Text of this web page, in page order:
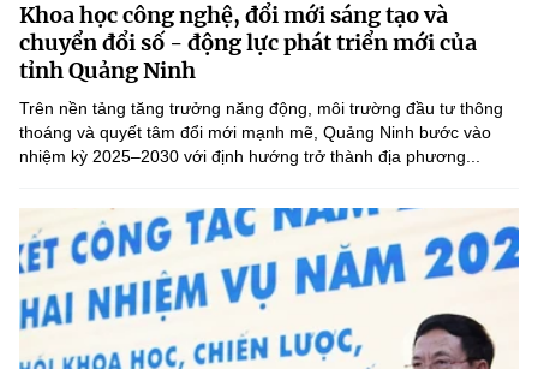
Khoa học công nghệ, đổi mới sáng tạo và
chuyển đổi số - động lực phát triển mới của
tỉnh Quảng Ninh
Trên nền tảng tăng trưởng năng động, môi trường đầu tư thông
thoáng và quyết tâm đổi mới mạnh mẽ, Quảng Ninh bước vào
nhiệm kỳ 2025–2030 với định hướng trở thành địa phương...